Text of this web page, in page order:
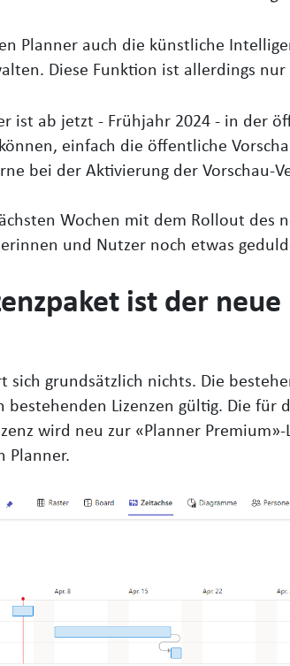
Planner auch die künstliche
Diese Funktion ist allerdings
ist ab jetzt - Frühjahr 2024 - in der
einfach die öffentliche
bei der Aktivierung der Vorschau-
Wochen mit dem Rollout des
und Nutzer noch etwas
ist der
sich grundsätzlich nichts. Die
bestehenden Lizenzen gültig. Die für
wird neu zur «Planner
Planner.